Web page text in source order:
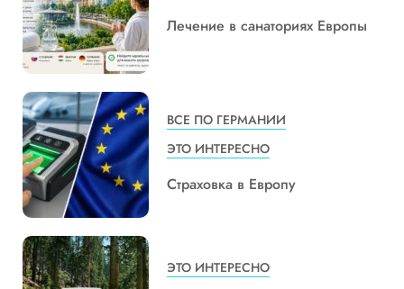
Лечение в санаториях Европы
ВСЕ ПО ГЕРМАНИИ
ЭТО ИНТЕРЕСНО
Страховка в Европу
ЭТО ИНТЕРЕСНО